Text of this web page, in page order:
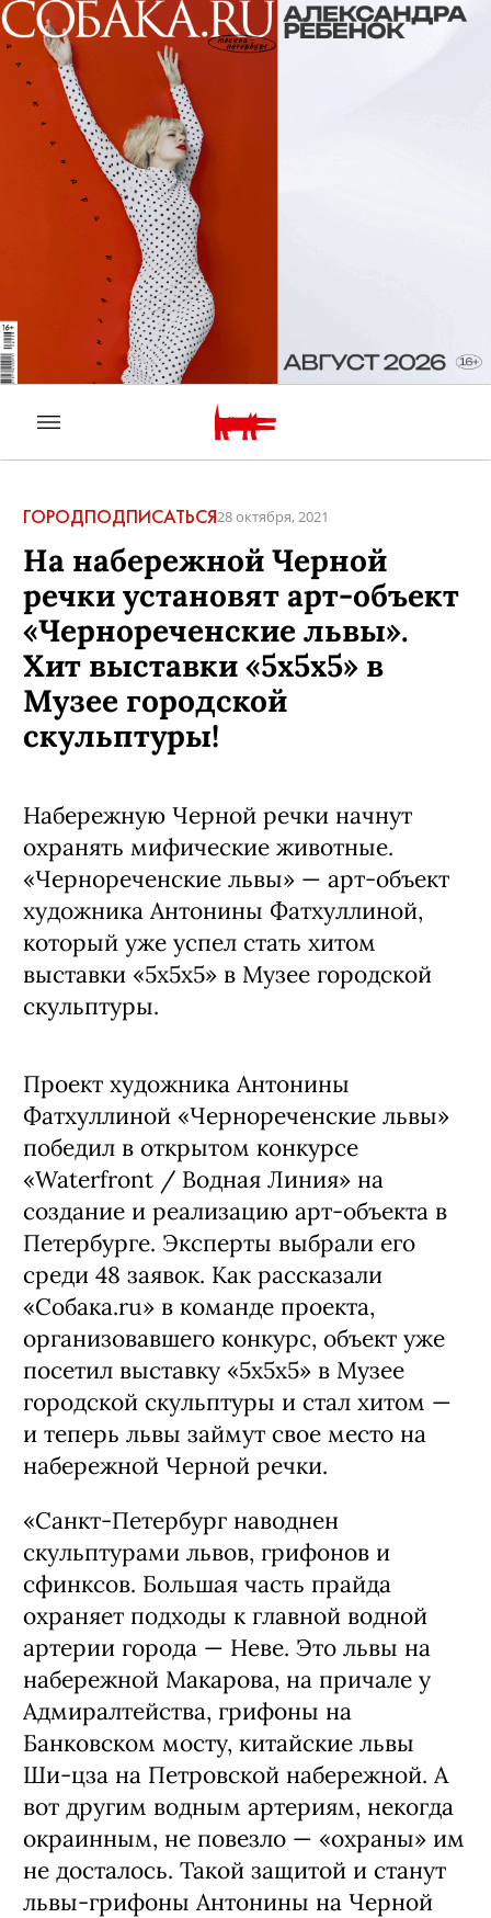
ГОРОДПОДПИСАТЬСЯ28 октября, 2021
На набережной Черной
речки установят арт-объект
«Чернореченские львы».
Хит выставки «5х5х5» в
Музее городской
скульптуры!
Набережную Черной речки начнут
охранять мифические животные.
«Чернореченские львы» — арт-объект
художника Антонины Фатхуллиной,
который уже успел стать хитом
выставки «5х5х5» в Музее городской
скульптуры.
Проект художника Антонины
Фатхуллиной «Чернореченские львы»
победил в открытом конкурсе
«Waterfront / Водная Линия» на
создание и реализацию арт-объекта в
Петербурге. Эксперты выбрали его
среди 48 заявок. Как рассказали
«Собака.ru» в команде проекта,
организовавшего конкурс, объект уже
посетил выставку «5x5x5» в Музее
городской скульптуры и стал хитом —
и теперь львы займут свое место на
набережной Черной речки.
«Санкт-Петербург наводнен
скульптурами львов, грифонов и
сфинксов. Большая часть прайда
охраняет подходы к главной водной
артерии города — Неве. Это львы на
набережной Макарова, на причале у
Адмиралтейства, грифоны на
Банковском мосту, китайские львы
Ши-цза на Петровской набережной. А
вот другим водным артериям, некогда
окраинным, не повезло — «охраны» им
не досталось. Такой защитой и станут
львы-грифоны Антонины на Черной